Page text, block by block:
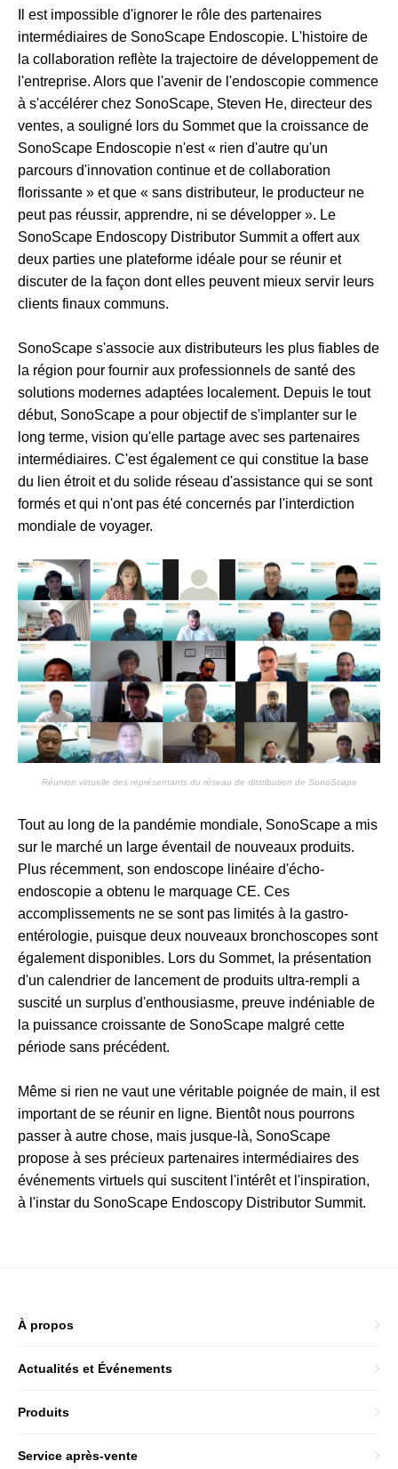
Il est impossible d'ignorer le rôle des partenaires
intermédiaires de SonoScape Endoscopie. L'histoire de
la collaboration reflète la trajectoire de développement de
l'entreprise. Alors que l'avenir de l'endoscopie commence
à s'accélérer chez SonoScape, Steven He, directeur des
ventes, a souligné lors du Sommet que la croissance de
SonoScape Endoscopie n'est « rien d'autre qu'un
parcours d'innovation continue et de collaboration
florissante » et que « sans distributeur, le producteur ne
peut pas réussir, apprendre, ni se développer ». Le
SonoScape Endoscopy Distributor Summit a offert aux
deux parties une plateforme idéale pour se réunir et
discuter de la façon dont elles peuvent mieux servir leurs
clients finaux communs.
SonoScape s'associe aux distributeurs les plus fiables de
la région pour fournir aux professionnels de santé des
solutions modernes adaptées localement. Depuis le tout
début, SonoScape a pour objectif de s'implanter sur le
long terme, vision qu'elle partage avec ses partenaires
intermédiaires. C'est également ce qui constitue la base
du lien étroit et du solide réseau d'assistance qui se sont
formés et qui n'ont pas été concernés par l'interdiction
mondiale de voyager.
Réunion virtuelle des représentants du réseau de distribution de SonoScape
Tout au long de la pandémie mondiale, SonoScape a mis
sur le marché un large éventail de nouveaux produits.
Plus récemment, son endoscope linéaire d'écho-
endoscopie a obtenu le marquage CE. Ces
accomplissements ne se sont pas limités à la gastro-
entérologie, puisque deux nouveaux bronchoscopes sont
également disponibles. Lors du Sommet, la présentation
d'un calendrier de lancement de produits ultra-rempli a
suscité un surplus d'enthousiasme, preuve indéniable de
la puissance croissante de SonoScape malgré cette
période sans précédent.
Même si rien ne vaut une véritable poignée de main, il est
important de se réunir en ligne. Bientôt nous pourrons
passer à autre chose, mais jusque-là, SonoScape
propose à ses précieux partenaires intermédiaires des
événements virtuels qui suscitent l'intérêt et l'inspiration,
à l'instar du SonoScape Endoscopy Distributor Summit.
À propos
Actualités et Événements
Produits
Service après-vente